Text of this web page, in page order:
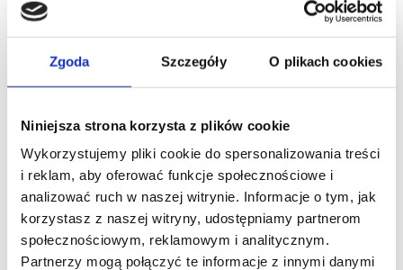
Zgoda Szczegóły O plikach cookies
Niniejsza strona korzysta z plików cookie
Wykorzystujemy pliki cookie do spersonalizowania treści
i reklam, aby oferować funkcje społecznościowe i
analizować ruch w naszej witrynie. Informacje o tym, jak
korzystasz z naszej witryny, udostępniamy partnerom
społecznościowym, reklamowym i analitycznym.
Partnerzy mogą połączyć te informacje z innymi danymi